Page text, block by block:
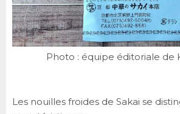
Photo : équipe éditoriale de
Les nouilles froides de Sakai se